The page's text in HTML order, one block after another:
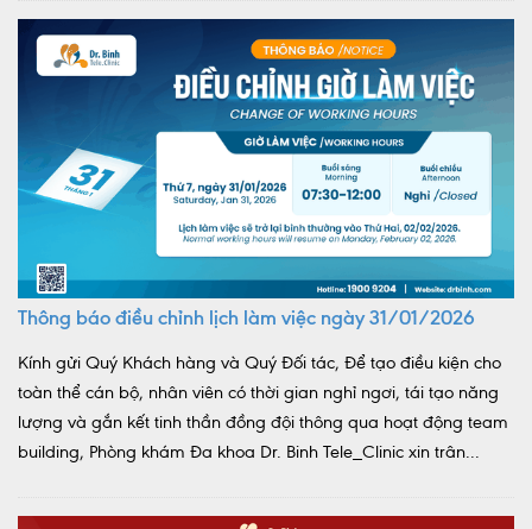
Thông báo điều chỉnh lịch làm việc ngày 31/01/2026
Kính gửi Quý Khách hàng và Quý Đối tác, Để tạo điều kiện cho
toàn thể cán bộ, nhân viên có thời gian nghỉ ngơi, tái tạo năng
lượng và gắn kết tinh thần đồng đội thông qua hoạt động team
building, Phòng khám Đa khoa Dr. Binh Tele_Clinic xin trân...